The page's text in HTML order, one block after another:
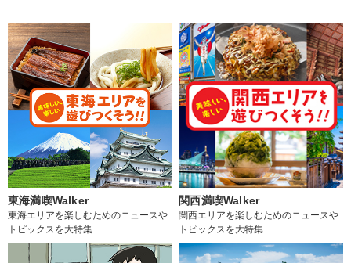
東海満喫Walker
東海エリアを楽しむためのニュースや
トピックスを大特集
関西満喫Walker
関西エリアを楽しむためのニュースや
トピックスを大特集